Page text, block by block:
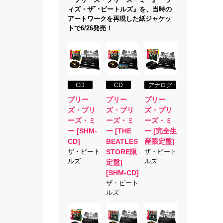
ィズ・ザﾞ･ビートルズ』を、当時の
アートワークを再現した紙ジャケッ
トで6/26発売！
CD
プリー
ズ・プリ
ーズ・ミ
ー [SHM-
CD]
ザ・ビート
ルズ
CD
プリー
ズ・プリ
ーズ・ミ
ー [THE
BEATLES
STORE限
定盤]
[SHM-CD]
ザ・ビート
ルズ
アナログ
プリー
ズ・プリ
ーズ・ミ
ー [完全生
産限定盤]
ザ・ビート
ルズ